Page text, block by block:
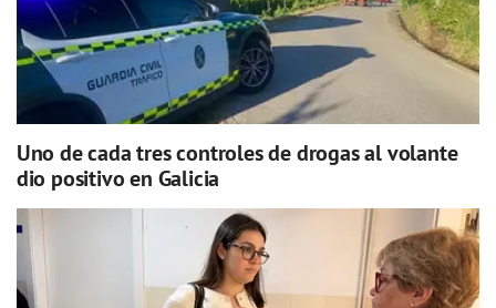
Uno de cada tres controles de drogas al volante
dio positivo en Galicia